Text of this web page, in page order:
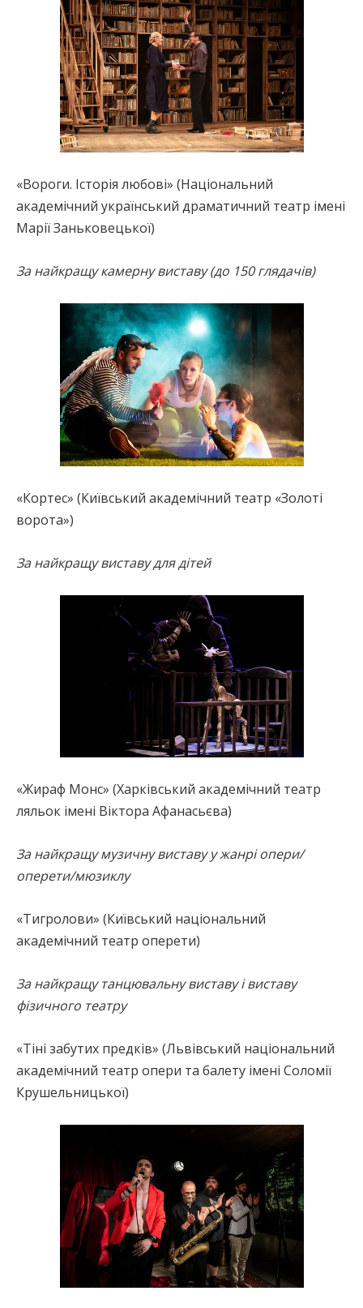
«Вороги. Історія любові» (Національний
академічний український драматичний театр імені
Марії Заньковецької)
За найкращу камерну виставу (до 150 глядачів)
«Кортес» (Київський академічний театр «Золоті
ворота»)
За найкращу виставу для дітей
«Жираф Монс» (Харківський академічний театр
ляльок імені Віктора Афанасьєва)
За найкращу музичну виставу у жанрі опери/
оперети/мюзиклу
«Тигролови» (Київський національний
академічний театр оперети)
За найкращу танцювальну виставу і виставу
фізичного театру
«Тіні забутих предків» (Львівський національний
академічний театр опери та балету імені Соломії
Крушельницької)